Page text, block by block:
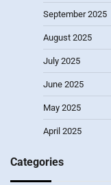
September 2025
August 2025
July 2025
June 2025
May 2025
April 2025
Categories